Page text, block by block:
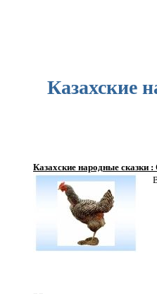
Казахские
Казахские народные сказки